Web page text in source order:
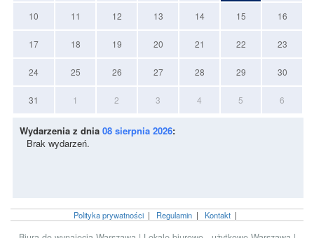
10 11 12 13 14 15 16
17 18 19 20 21 22 23
24 25 26 27 28 29 30
31 1 2 3 4 5 6
Wydarzenia z dnia 08 sierpnia 2026:
Brak wydarzeń.
Polityka prywatności| Regulamin| Kontakt|